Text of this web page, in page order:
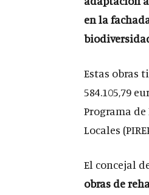
en la
Estas obras
584.105,79
Programa
Locales
El concejal
obras de